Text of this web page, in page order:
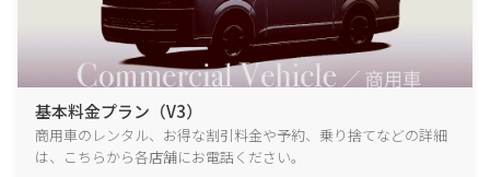
基本料金プラン（V3）
商用車のレンタル、お得な割引料金や予約、乗り捨てなどの詳細
は、こちらから各店舗にお電話ください。